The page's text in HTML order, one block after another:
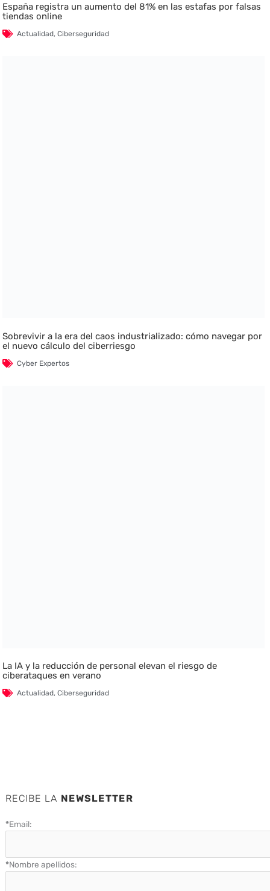
España registra un aumento del 81% en las estafas por falsas
tiendas online
Actualidad,Ciberseguridad
Sobrevivir a la era del caos industrializado: cómo navegar por
el nuevo cálculo del ciberriesgo
Cyber Expertos
La IA y la reducción de personal elevan el riesgo de
ciberataques en verano
Actualidad,Ciberseguridad
RECIBE LA NEWSLETTER
*Email:
*Nombre apellidos: